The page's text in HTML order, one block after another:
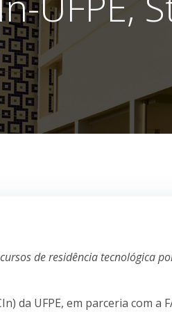
de residência tecnológica
da UFPE, em parceria com a